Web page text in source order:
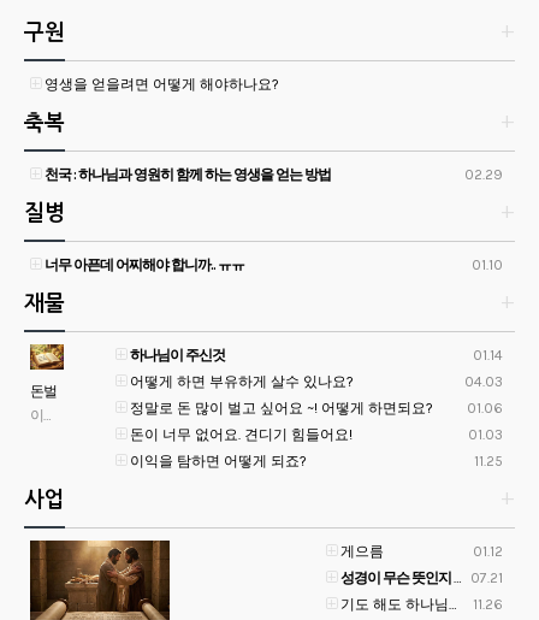
+
구원
영생을 얻을려면 어떻게 해야하나요?
+
축복
02.29
천국 : 하나님과 영원히 함께 하는 영생을 얻는 방법
+
질병
01.10
너무 아픈데 어찌해야 합니까.. ㅠㅠ
+
재물
돈벌
고 싶
01.14
하나님이 주신것
04.03
어떻게 하면 부유하게 살수 있나요?
01.06
정말로 돈 많이 벌고 싶어요 ~! 어떻게 하면되요?
01.03
돈이 너무 없어요. 견디기 힘들어요!
11.25
이익을 탐하면 어떻게 되죠?
+
사업
01.12
게으름
07.21
성경이 무슨 뜻인지 모르겠어요!
11.26
기도 해도 하나님이 안주시는것 같아요ㅠ